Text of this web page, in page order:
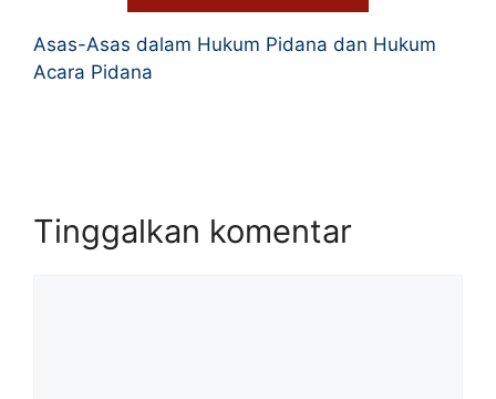
Asas-Asas dalam Hukum Pidana dan Hukum
Acara Pidana
Tinggalkan komentar